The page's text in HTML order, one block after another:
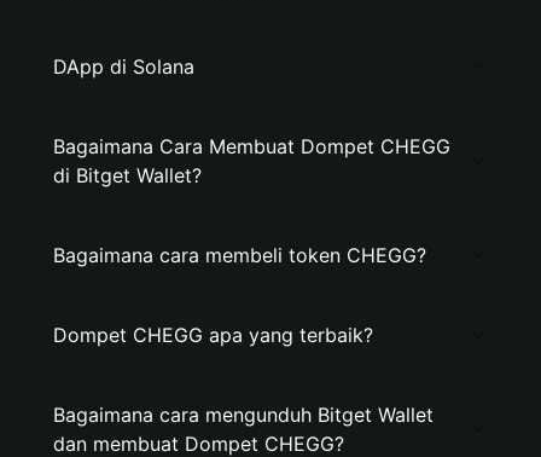
DApp di Solana
Bagaimana Cara Membuat Dompet CHEGG
di Bitget Wallet?
Bagaimana cara membeli token CHEGG?
Dompet CHEGG apa yang terbaik?
Bagaimana cara mengunduh Bitget Wallet
dan membuat Dompet CHEGG?